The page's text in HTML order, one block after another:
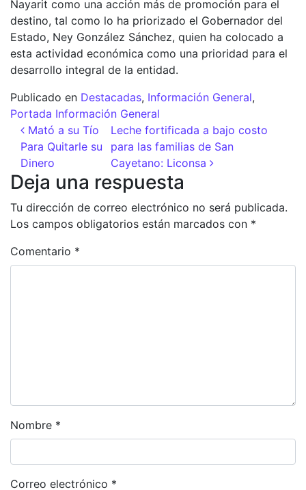
Nayarit como una acción más de promoción para el
destino, tal como lo ha priorizado el Gobernador del
Estado, Ney González Sánchez, quien ha colocado a
esta actividad económica como una prioridad para el
desarrollo integral de la entidad.
Publicado en Destacadas, Información General,
Portada Información General
Navegación de entradas
Mató a su Tío
Para Quitarle su
Dinero
Leche fortificada a bajo costo
para las familias de San
Cayetano: Liconsa
Deja una respuesta
Tu dirección de correo electrónico no será publicada.
Los campos obligatorios están marcados con *
Comentario *
Nombre *
Correo electrónico *